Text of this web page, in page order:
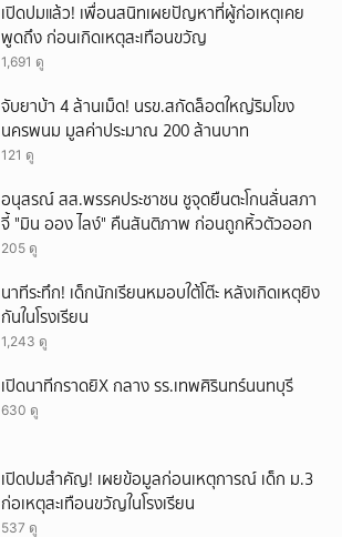
เปิดปมแล้ว! เพื่อนสนิทเผยปัญหาที่ผู้ก่อเหตุเคย
พูดถึง ก่อนเกิดเหตุสะเทือนขวัญ
1,691 ดู
จับยาบ้า 4 ล้านเม็ด! นรข.สกัดล็อตใหญ่ริมโขง
นครพนม มูลค่าประมาณ 200 ล้านบาท
121 ดู
อนุสรณ์ สส.พรรคประชาชน ชูจุดยืนตะโกนลั่นสภา
จี้ "มิน ออง ไลง์" คืนสันติภาพ ก่อนถูกหิ้วตัวออก
205 ดู
นาทีระทึก! เด็กนักเรียนหมอบใต้โต๊ะ หลังเกิดเหตุยิง
กันในโรงเรียน
1,243 ดู
เปิดนาทีกราดยิX กลาง รร.เทพศิรินทร์นนทบุรี
630 ดู
เปิดปมสำคัญ! เผยข้อมูลก่อนเหตุการณ์ เด็ก ม.3
ก่อเหตุสะเทือนขวัญในโรงเรียน
537 ดู